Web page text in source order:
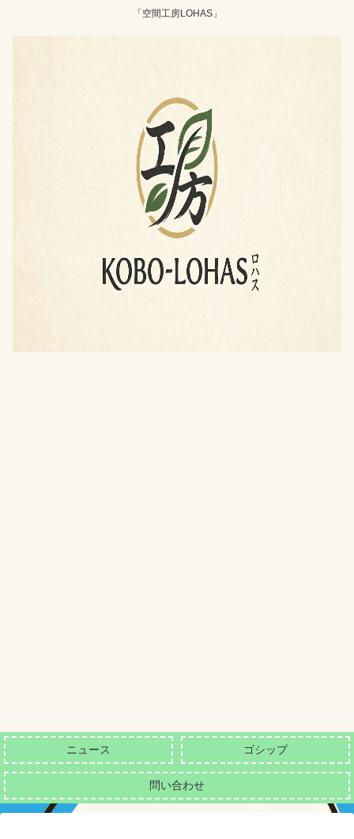
「空間工房LOHAS」
ニュース ゴシップ
問い合わせ